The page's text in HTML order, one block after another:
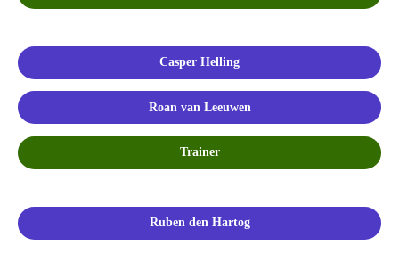
Casper Helling
Roan van Leeuwen
Trainer
Ruben den Hartog